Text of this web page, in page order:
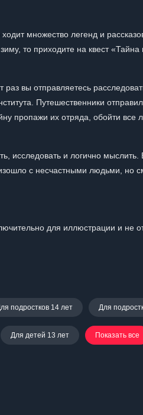
множество легенд и
то приходите на квест
вы отправляетесь
Путешественники
пропажи их отряда, обойти все
исследовать и логично мыслить.
с несчастными людьми, но
для иллюстрации и не
подростков 14 лет Для
Для детей 13 лет Показать все